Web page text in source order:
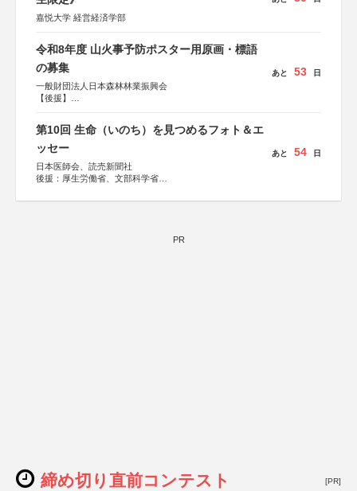
嘉悦大学 経営経済学部
令和8年度 山火事予防ポスター用原画・標語
の募集
一般財団法人日本森林林業振興会
【後援】
会、森林火災対策協会
あと 53 日
第10回 生命（いのち）を見つめるフォト＆エ
ッセー
日本医師会、読売新聞社
後援：厚生労働省、文部科学省
しん生命保険株式会社
あと 54 日
PR
締め切り直前コンテスト [PR]